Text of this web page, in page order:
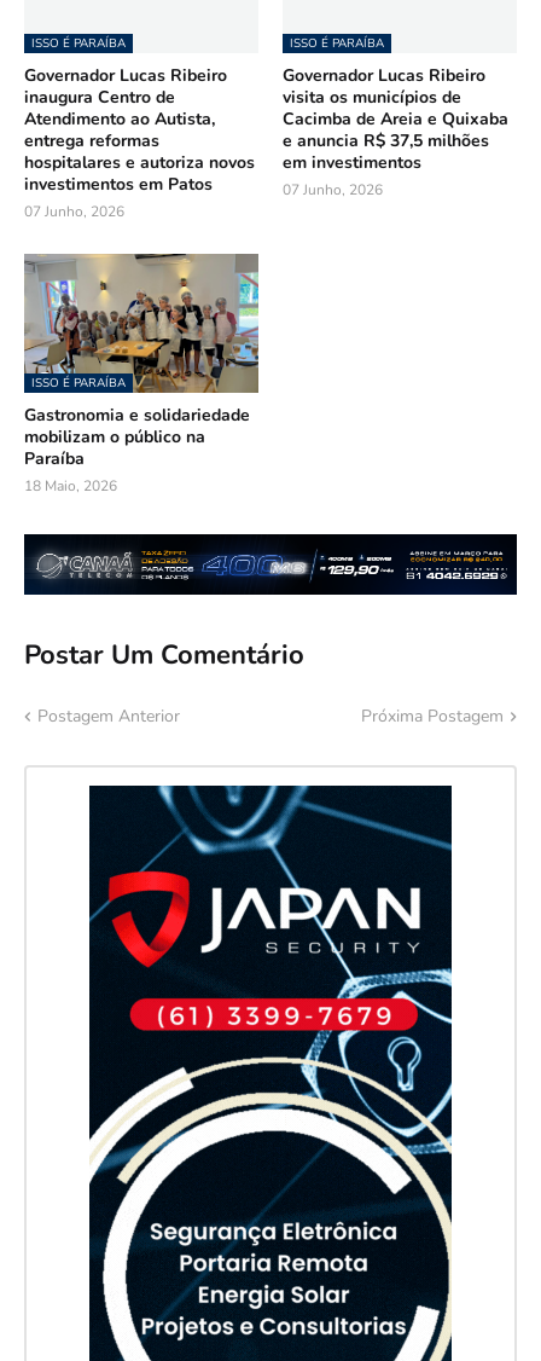
ISSO É PARAÍBA
Governador Lucas Ribeiro
inaugura Centro de
Atendimento ao Autista,
entrega reformas
hospitalares e autoriza novos
investimentos em Patos
07 Junho, 2026
ISSO É PARAÍBA
Governador Lucas Ribeiro
visita os municípios de
Cacimba de Areia e Quixaba
e anuncia R$ 37,5 milhões
em investimentos
07 Junho, 2026
ISSO É PARAÍBA
Gastronomia e solidariedade
mobilizam o público na
Paraíba
18 Maio, 2026
Postar Um Comentário
Postagem Anterior Próxima Postagem